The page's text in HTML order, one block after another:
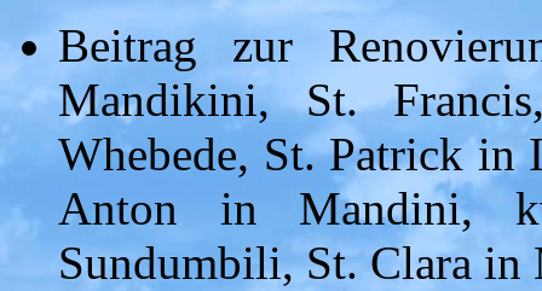
Beitrag zur
Mandikini, St.
Whebede, St. Patrick in
Anton in Mandini,
Sundumbili, St. Clara in